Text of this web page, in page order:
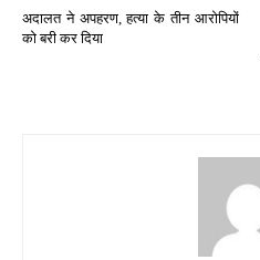
अदालत ने अपहरण, हत्या के तीन आरोपियों
को बरी कर दिया